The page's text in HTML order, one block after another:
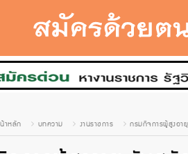
าหลัก บทความ งานราชการ กรมกิจการผู้สูงอา